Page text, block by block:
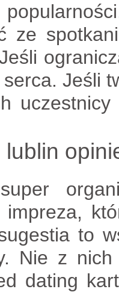
ze
Jeśli
impreza,
to
Nie z
dating